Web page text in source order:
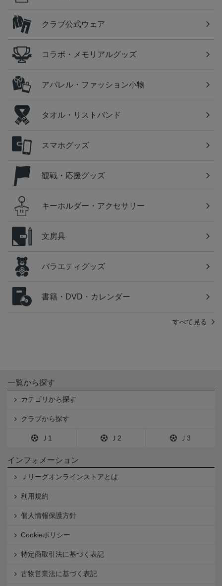
クラブ公式ウェア
コラボ・メモリアルグッズ
アパレル・ファッション小物
タオル・リストバンド
スマホグッズ
観戦・応援グッズ
キーホルダー・アクセサリー
文房具
バラエティグッズ
書籍・DVD・カレンダー
すべて見る
一覧から探す
カテゴリから探す
クラブから探す
Ｊ1 Ｊ2 Ｊ3
インフォメーション
Ｊリーグオンラインストアとは
利用規約
個人情報保護方針
Cookieポリシー
特定商取引法に基づく表記
古物営業法に基づく表記